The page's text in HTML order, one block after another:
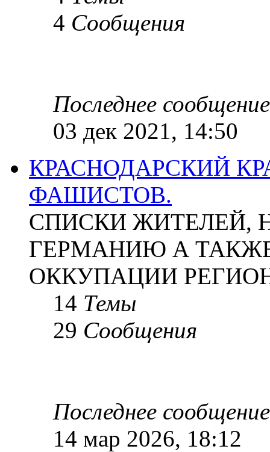
4 Сообщения
Последнее сообщение
03 дек 2021, 14:50
КРАСНОДАРСКИЙ
ФАШИСТОВ.
СПИСКИ ЖИТЕЛЕЙ,
ГЕРМАНИЮ А
ОККУПАЦИИ
14 Темы
29 Сообщения
Последнее сообщение
14 мар 2026, 18:12